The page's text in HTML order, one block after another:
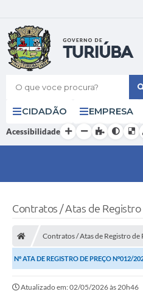
O que voce procura?
CIDADÃO EMPRESA
Acessibilidade
Contratos / Atas de Registro
Contratos / Atas de Registro de
Nº ATA DE REGISTRO DE PREÇO N°012/
Atualizado em: 02/05/2026 às 20h46